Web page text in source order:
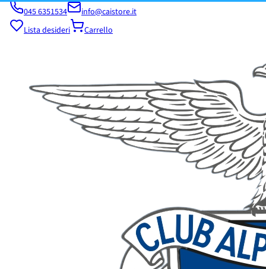
045 6351534
info@caistore.it
Lista desideri
Carrello